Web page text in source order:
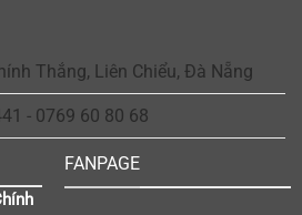
Thắng, Liên Chiểu, Đà Nẵng
- 0769 60 80 68
FANPAGE